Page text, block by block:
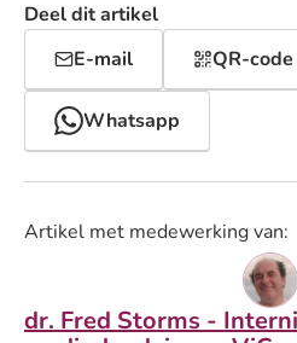
Deel dit artikel
E-mail
QR-code
Whatsapp
Artikel met medewerking van:
dr. Fred Storms -